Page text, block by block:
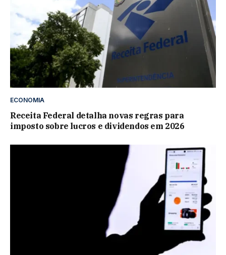
ECONOMIA
Receita Federal detalha novas regras para
imposto sobre lucros e dividendos em 2026